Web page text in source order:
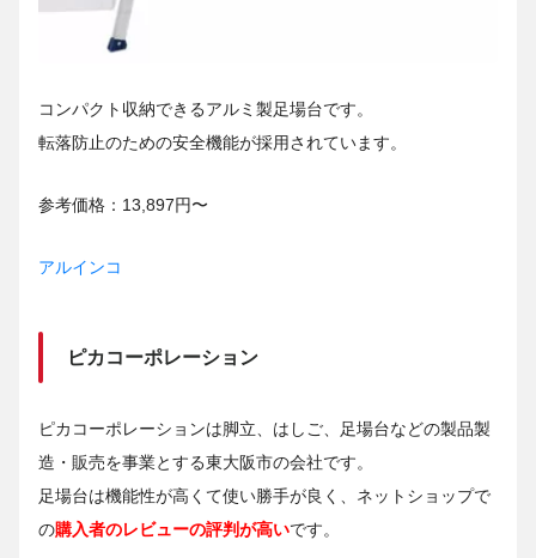
コンパクト収納できるアルミ製足場台です。
転落防止のための安全機能が採用されています。
参考価格：13,897円〜
アルインコ
ピカコーポレーション
ピカコーポレーションは脚立、はしご、足場台などの製品製
造・販売を事業とする東大阪市の会社です。
足場台は機能性が高くて使い勝手が良く、ネットショップで
の購入者のレビューの評判が高いです。